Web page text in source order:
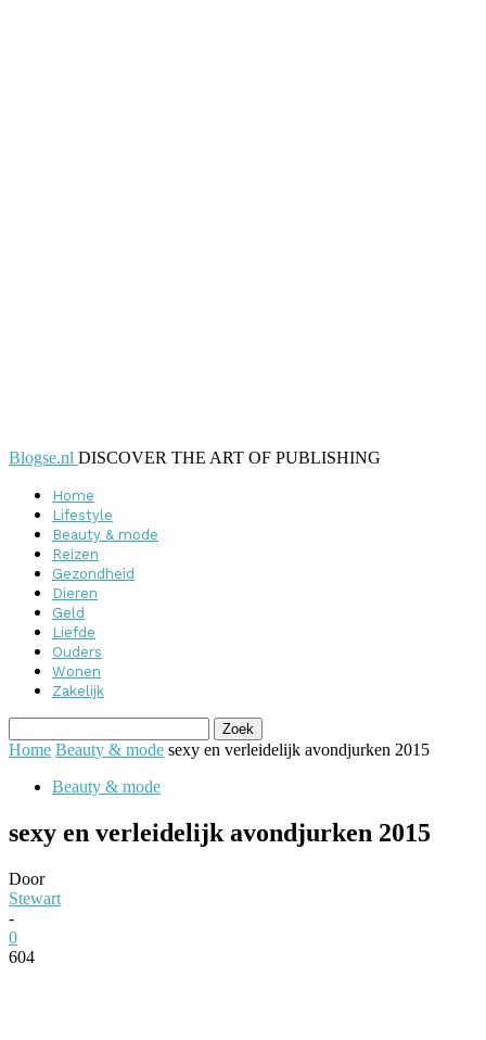
Blogse.nl DISCOVER THE ART OF PUBLISHING
Home
Lifestyle
Beauty & mode
Reizen
Gezondheid
Dieren
Geld
Liefde
Ouders
Wonen
Zakelijk
Home Beauty & mode sexy en verleidelijk avondjurken 2015
Beauty & mode
sexy en verleidelijk avondjurken 2015
Door
Stewart
-
0
604